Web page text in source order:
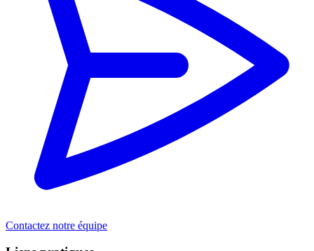
Contactez notre équipe